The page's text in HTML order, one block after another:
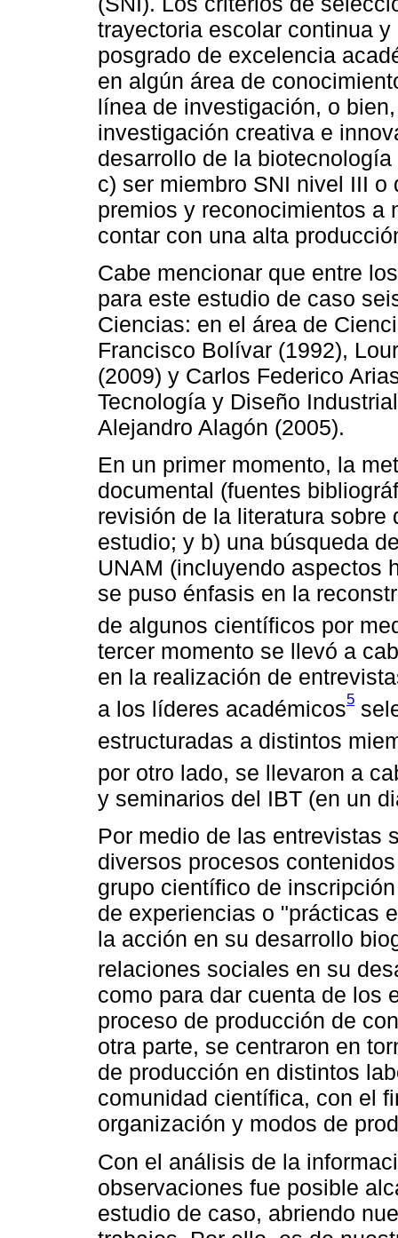
trayectoria escolar continua
posgrado de excelencia
en algún área de
línea de investigación, o
investigación creativa e
desarrollo de la
c) ser miembro SNI nivel III
premios y reconocimientos a
contar con una alta
Cabe mencionar que entre
para este estudio de caso
Ciencias: en el área de
Francisco Bolívar (1992),
(2009) y Carlos Federico
Tecnología y Diseño
Alejandro Alagón (2005).
En un primer momento, la
documental (fuentes
revisión de la literatura
estudio; y b) una búsqueda
UNAM (incluyendo aspectos
se puso énfasis en la
de algunos científicos por
tercer momento se llevó a
en la realización de
a los líderes académicos5
estructuradas a distintos
por otro lado, se llevaron a
y seminarios del IBT (en un
Por medio de las entrevistas
diversos procesos
grupo científico de
de experiencias o "prácticas
la acción en su desarrollo
relaciones sociales en su
como para dar cuenta de los
proceso de producción de
otra parte, se centraron en
de producción en distintos
comunidad científica, con el
organización y modos de
Con el análisis de la
observaciones fue posible
estudio de caso, abriendo